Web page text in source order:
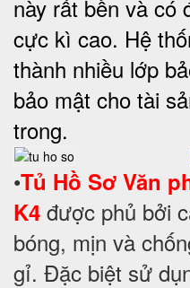
này rất bền và có
cực kì cao. Hệ
thành nhiều lớp
bảo mật cho tài
trong.
•Tủ Hồ Sơ Văn
K4 được phủ bởi
bóng, mịn và
gỉ. Đặc biệt sử